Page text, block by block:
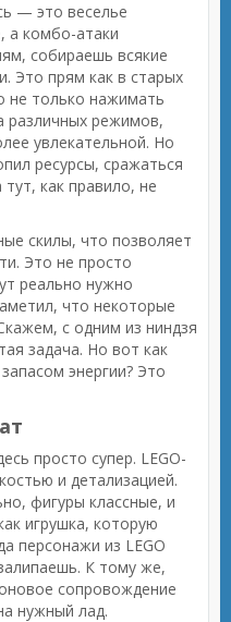
— это веселье
а комбо-атаки
собираешь всякие
Это прям как в старых
не только нажимать
различных режимов,
увлекательной. Но
ресурсы, сражаться
как правило, не
скилы, что позволяет
Это не просто
реально нужно
что некоторые
с одним из ниндзя
задача. Но вот как
энергии? Это
просто супер. LEGO-
и детализацией.
фигуры классные, и
игрушка, которую
персонажи из LEGO
К тому же,
сопровождение
нужный лад.